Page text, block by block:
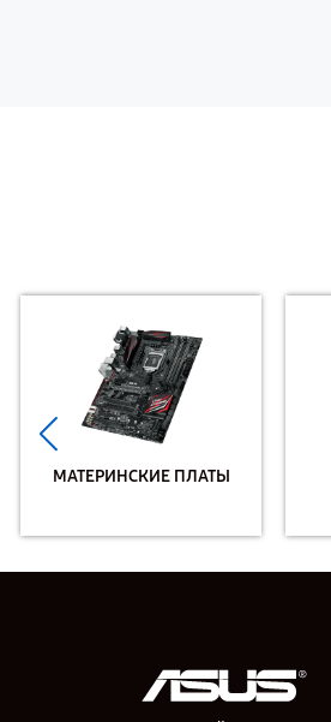
МАТЕРИНСКИЕ ПЛАТЫ